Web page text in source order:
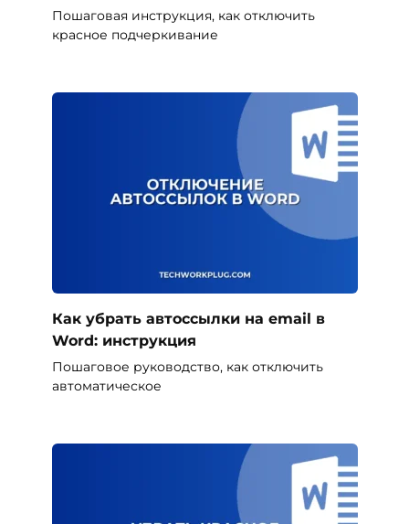
Пошаговая инструкция, как отключить
красное подчеркивание
Как убрать автоссылки на email в
Word: инструкция
Пошаговое руководство, как отключить
автоматическое